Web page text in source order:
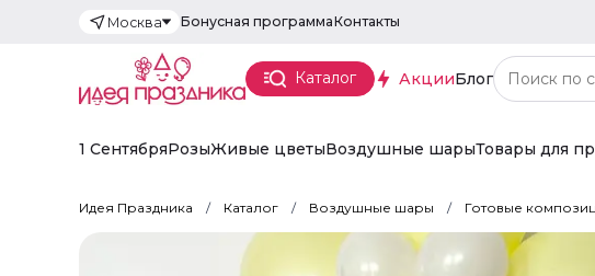
Москва Бонусная программаКонтакты
Каталог АкцииБлог
1 СентябряРозыЖивые цветыВоздушные шарыТовары для
Идея Праздника Каталог Воздушные шары Готовые